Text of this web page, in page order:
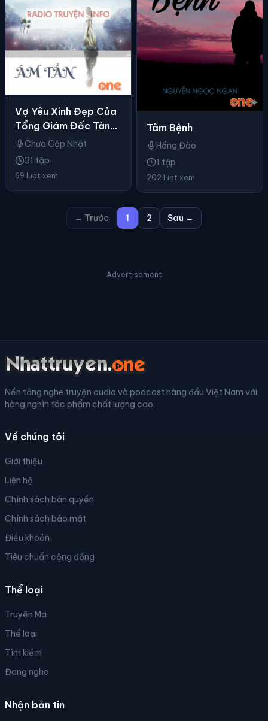
Vợ Yêu Xinh Đẹp Của
Tổng Giám Đốc Tàn
ÁcChưa Cập Nhật
31 tập
69 lượt xem
Tâm Bệnh
Hồng Đào
1 tập
202 lượt xem
← Trước 1 2 Sau →
Advertisement
Nền tảng nghe truyện audio và podcast hàng đầu Việt Nam với
hàng nghìn tác phẩm chất lượng cao.
Về chúng tôi
Giới thiệu
Liên hệ
Chính sách bản quyền
Chính sách bảo mật
Điều khoản
Tiêu chuẩn cộng đồng
Thể loại
Truyện Ma
Thể loại
Tìm kiếm
Đang nghe
Nhận bản tin